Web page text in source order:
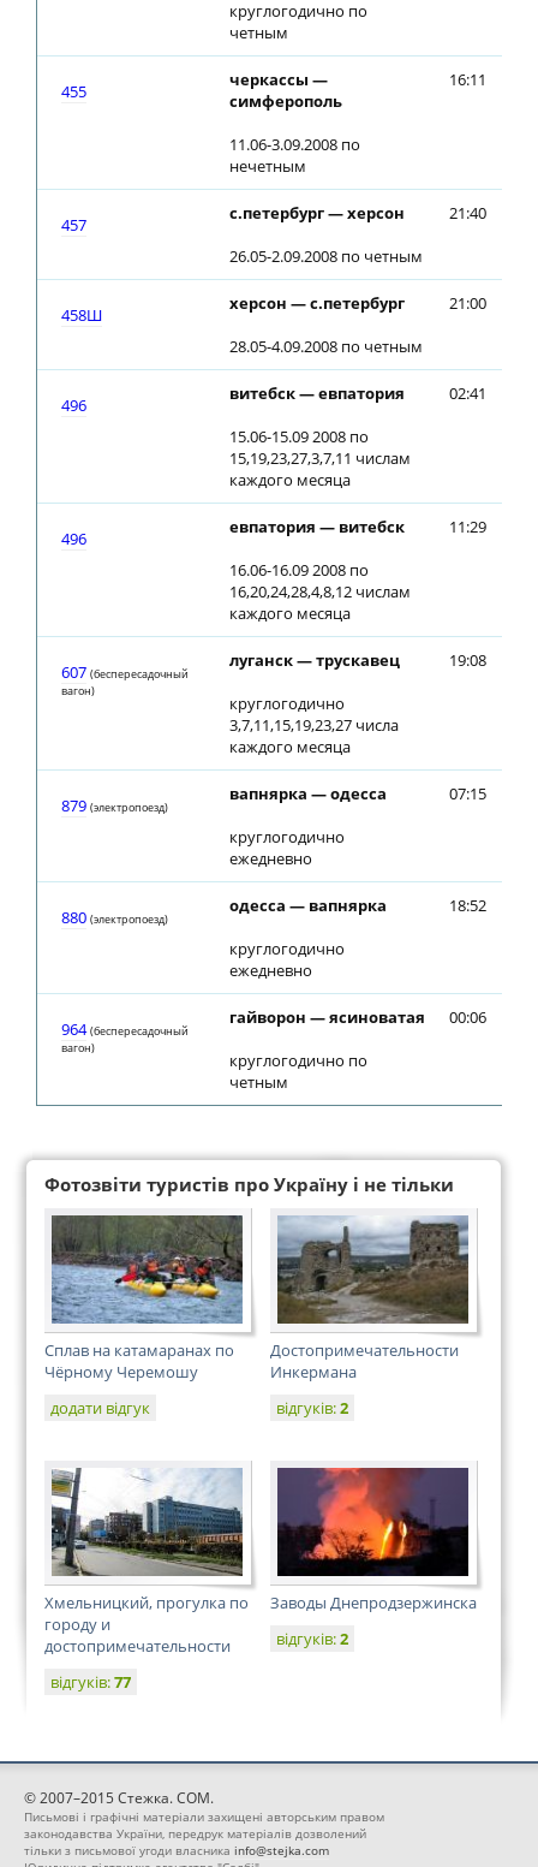
круглогодично по
четным
455
черкассы —
симферополь
11.06-3.09.2008 по
нечетным
16:11
457
с.петербург — херсон
26.05-2.09.2008 по четным
21:40
458Ш
херсон — с.петербург
28.05-4.09.2008 по четным
21:00
496
витебск — евпатория
15.06-15.09 2008 по
15,19,23,27,3,7,11 числам
каждого месяца
02:41
496
евпатория — витебск
16.06-16.09 2008 по
16,20,24,28,4,8,12 числам
каждого месяца
11:29
607 (беспересадочный
вагон)
луганск — трускавец
круглогодично
3,7,11,15,19,23,27 числа
каждого месяца
19:08
879 (электропоезд)
вапнярка — одесса
круглогодично
ежедневно
07:15
880 (электропоезд)
одесса — вапнярка
круглогодично
ежедневно
18:52
964 (беспересадочный
вагон)
гайворон — ясиноватая
круглогодично по
четным
00:06
Фотозвіти туристів про Україну і не тільки
Сплав на катамаранах по
Чёрному Черемошу
додати відгук
Достопримечательности
Инкермана
відгуків:2
Хмельницкий, прогулка по
городу и
достопримечательности
відгуків:77
Заводы Днепродзержинска
відгуків:2
© 2007–2015 Стежка. COM.
Письмові і графічні матеріали захищені авторським правом
законодавства України, передрук матеріалів дозволений
тільки з письмової угоди власника info@stejka.com